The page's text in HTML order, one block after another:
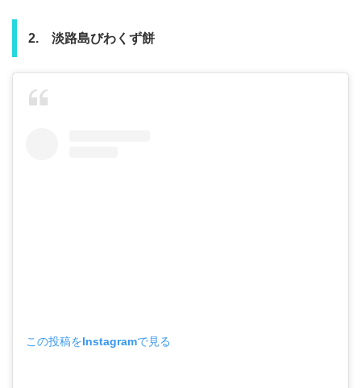
2. 淡路島びわくず餅
この投稿をInstagramで見る